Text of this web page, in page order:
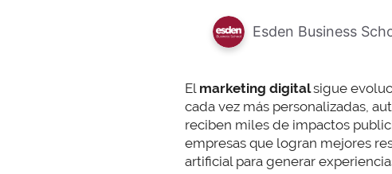
Esden Business
El marketing digitalsigue
cada vez más personalizadas,
reciben miles de impactos
empresas que logran mejores
artificial para generar